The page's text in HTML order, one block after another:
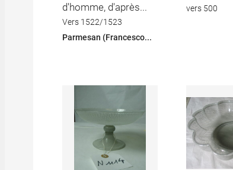
d'homme, d'après...
Vers 1522/1523
Parmesan (Francesco...
vers 500